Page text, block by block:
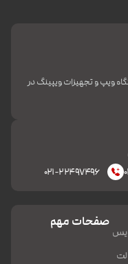
ویپ و تجهیزات ویپینگ در
۰۲۱-۲۲۴۹۷۴۹۶
صفحات مهم